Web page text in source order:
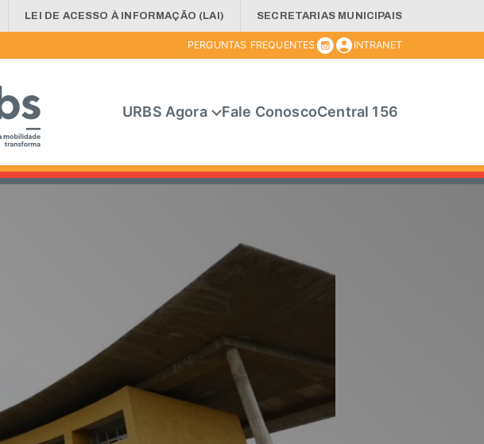
LEI DE ACESSO À INFORMAÇÃO (LAI) SECRETARIAS MUNICIPAIS
PERGUNTAS FREQUENTES INTRANET
URBS Agora Fale ConoscoCentral 156